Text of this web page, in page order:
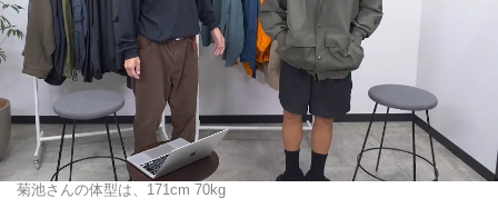
菊池さんの体型は、171cm 70kg